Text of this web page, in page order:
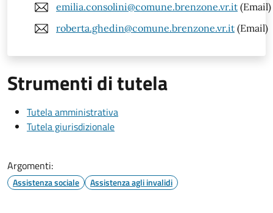
emilia.consolini@comune.brenzone.vr.it (Email)
roberta.ghedin@comune.brenzone.vr.it (Email)
Strumenti di tutela
Tutela amministrativa
Tutela giurisdizionale
Argomenti:
Assistenza sociale Assistenza agli invalidi